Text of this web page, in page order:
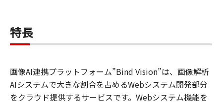
特長
画像AI連携プラットフォーム”Bind Vision”は、画像解析
AIシステムで大きな割合を占めるWebシステム開発部分
をクラウド提供するサービスです。Webシステム機能を